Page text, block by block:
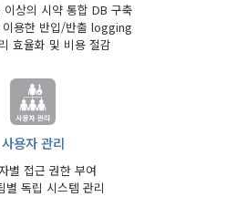
상의 시약 통합 DB 구축
이용한 반입/반출 logging
효율화 및 비용 절감
사용자 관리
별 접근 권한 부여
별 독립 시스템 관리